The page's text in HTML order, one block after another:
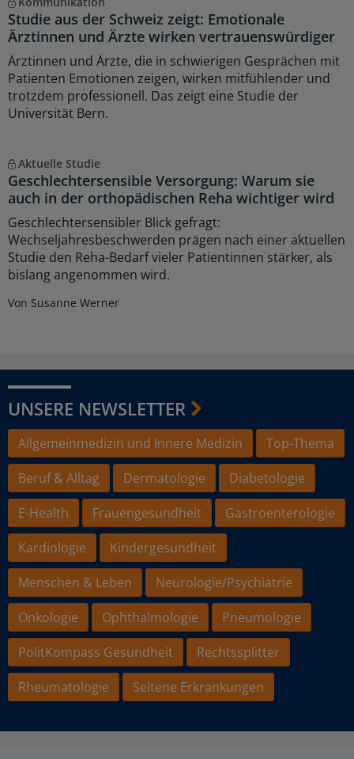
Studie aus der Schweiz zeigt: Emotionale
Ärztinnen und Ärzte wirken vertrauenswürdiger
Ärztinnen und Ärzte, die in schwierigen Gesprächen mit
Patienten Emotionen zeigen, wirken mitfühlender und
trotzdem professionell. Das zeigt eine Studie der
Universität Bern.
Aktuelle Studie
Geschlechtersensible Versorgung: Warum sie
auch in der orthopädischen Reha wichtiger wird
Geschlechtersensibler Blick gefragt:
Wechseljahresbeschwerden prägen nach einer aktuellen
Studie den Reha-Bedarf vieler Patientinnen stärker, als
bislang angenommen wird.
Von Susanne Werner
UNSERE NEWSLETTER
Allgemeinmedizin und Innere Medizin
Top-Thema
Beruf & Alltag
Dermatologie
Diabetologie
E-Health
Frauengesundheit
Gastroenterologie
Kardiologie
Kindergesundheit
Menschen & Leben
Neurologie/Psychiatrie
Onkologie
Ophthalmologie
Pneumologie
PolitKompass Gesundheit
Rechtssplitter
Rheumatologie
Seltene Erkrankungen